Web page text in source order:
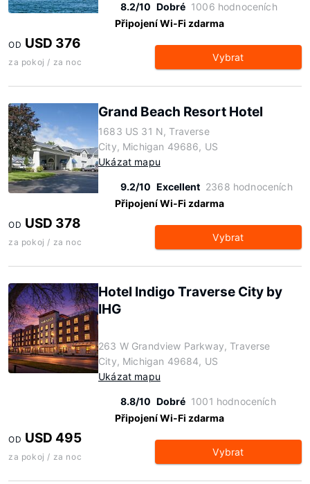
8.2/10 Dobré 1006 hodnoceních
Připojení Wi-Fi zdarma
OD USD 376
za pokoj / za noc Vybrat
Grand Beach Resort Hotel
1683 US 31 N, Traverse
City, Michigan 49686, US
Ukázat mapu
9.2/10 Excellent 2368 hodnoceních
Připojení Wi-Fi zdarma
OD USD 378
za pokoj / za noc Vybrat
Hotel Indigo Traverse City by
IHG
263 W Grandview Parkway, Traverse
City, Michigan 49684, US
Ukázat mapu
8.8/10 Dobré 1001 hodnoceních
Připojení Wi-Fi zdarma
OD USD 495
za pokoj / za noc Vybrat